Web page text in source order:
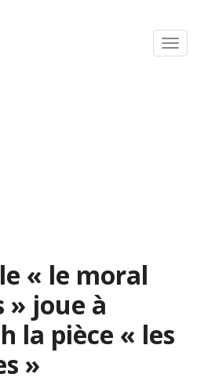
« le moral
» joue à
la pièce « les
»